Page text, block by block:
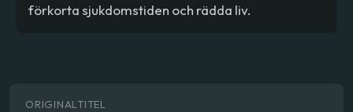
förkorta sjukdomstiden och rädda liv.
ORIGINALTITEL